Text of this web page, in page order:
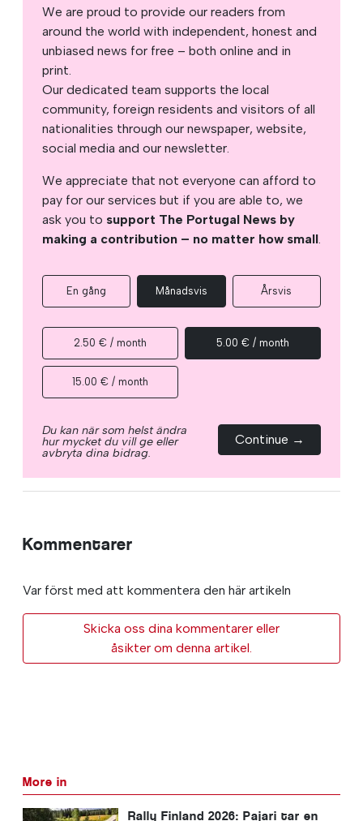
We are proud to provide our readers from
around the world with independent, honest and
unbiased news for free – both online and in
print.
Our dedicated team supports the local
community, foreign residents and visitors of all
nationalities through our newspaper, website,
social media and our newsletter.
We appreciate that not everyone can afford to
pay for our services but if you are able to, we
ask you to support The Portugal News by
making a contribution – no matter how small.
En gång Månadsvis Årsvis
2.50 € / month 5.00 € / month
15.00 € / month
Du kan när som helst ändra
hur mycket du vill ge eller
avbryta dina bidrag.
Continue →
Kommentarer
Var först med att kommentera den här artikeln
Skicka oss dina kommentarer eller
åsikter om denna artikel.
More in
Rally Finland 2026: Pajari tar en